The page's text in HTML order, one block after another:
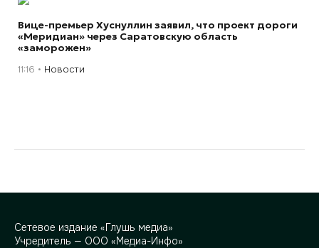
Вице-премьер Хуснуллин заявил, что проект дороги
«Меридиан» через Саратовскую область
«заморожен»
11:16 Новости
Сетевое издание «Глушь медиа»
Учредитель — ООО «Медиа-Инфо»